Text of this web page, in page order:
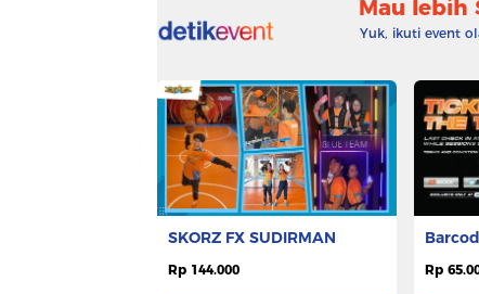
Mau lebih
Yuk, ikuti event
SKORZ FX SUDIRMAN
Rp 144.000 Rp